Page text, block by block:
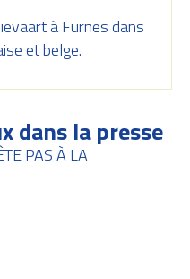
à Furnes dans
et belge.
dans la presse
PAS À LA